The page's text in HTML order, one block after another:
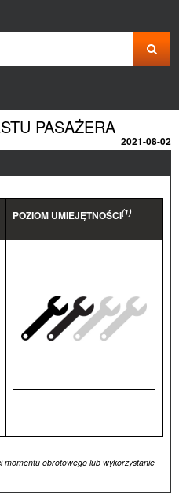
PASAŻERA
2021-08-02
POZIOM UMIEJĘTNOŚCI(1)
momentu obrotowego lub wykorzystanie